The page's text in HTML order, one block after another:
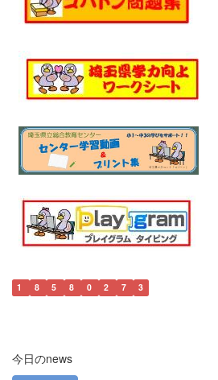
1 8 5 8 0 2 7 3
今日のnews